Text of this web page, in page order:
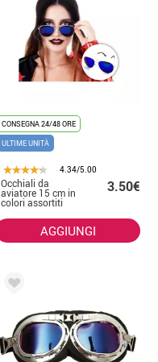
CONSEGNA 24/48 ORE
ULTIME UNITÀ
4.34/5.00
Occhiali da
aviatore 15 cm in
colori assortiti
3.50€
AGGIUNGI